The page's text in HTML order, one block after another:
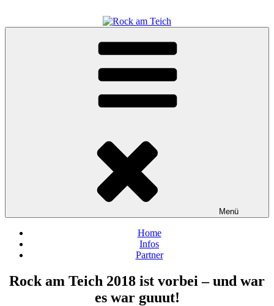
springen
präsentiert von Hürth Rockt e.V.
Menü
Home
Infos
Partner
Rock am Teich 2018 ist vorbei – und war
es war guuut!